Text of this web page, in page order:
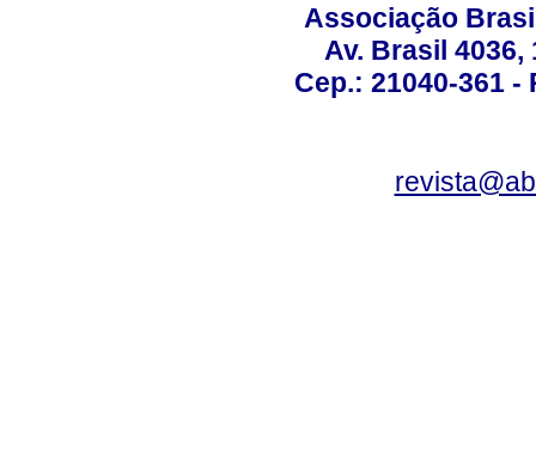
Associação
Av. Brasil 4036,
Cep.: 21040-361